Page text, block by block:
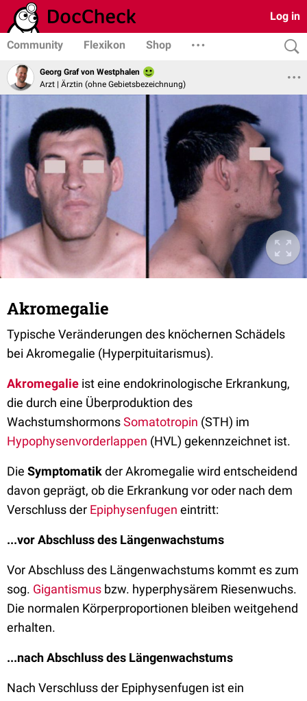
Log in
Community Flexikon Shop
Georg Graf von Westphalen
Arzt | Ärztin (ohne Gebietsbezeichnung)
Akromegalie
Typische Veränderungen des knöchernen Schädels
bei Akromegalie (Hyperpituitarismus).
Akromegalie ist eine endokrinologische Erkrankung,
die durch eine Überproduktion des
WachstumshormonsSomatotropin (STH) im
Hypophysenvorderlappen (HVL) gekennzeichnet ist.
Die Symptomatikder Akromegalie wird entscheidend
davon geprägt, ob die Erkrankung vor oder nach dem
Verschluss der Epiphysenfugen eintritt:
...vor Abschluss des Längenwachstums
Vor Abschluss des Längenwachstums kommt es zum
sog. Gigantismus bzw. hyperphysärem Riesenwuchs.
Die normalen Körperproportionen bleiben weitgehend
erhalten.
...nach Abschluss des Längenwachstums
Nach Verschluss der Epiphysenfugen ist ein